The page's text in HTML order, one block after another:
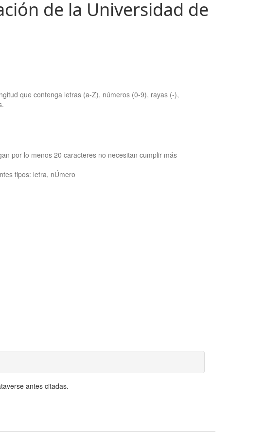
de la Universidad de
que contenga letras (a-Z), números (0-9), rayas (-),
por lo menos 20 caracteres no necesitan cumplir más
tipos: letra, nÚmero
antes citadas.